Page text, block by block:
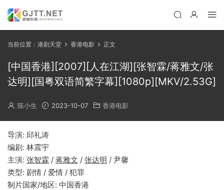
当前位置： 港剧天堂 香港电影 正文
[中国香港][2007][人在江湖][张智霖/蒋雅文/张
达明][国粤双语简繁字幕][1080p][MKV/2.53G]
陈小生 2023-10-07 香港电影
导演: 邱礼涛
编剧: 林震宇
主演: 张智霖 / 蒋雅文 / 张达明 / 尹馨
类型: 剧情 / 爱情 / 犯罪
制片国家/地区: 中国香港